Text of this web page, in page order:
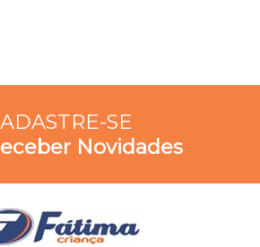
SE
Novidades